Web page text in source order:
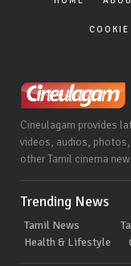
COOKIE
Cineulagam provides
videos, audios,
other Tamil cinema
Trending News
Tamil News
Health & Lifestyle